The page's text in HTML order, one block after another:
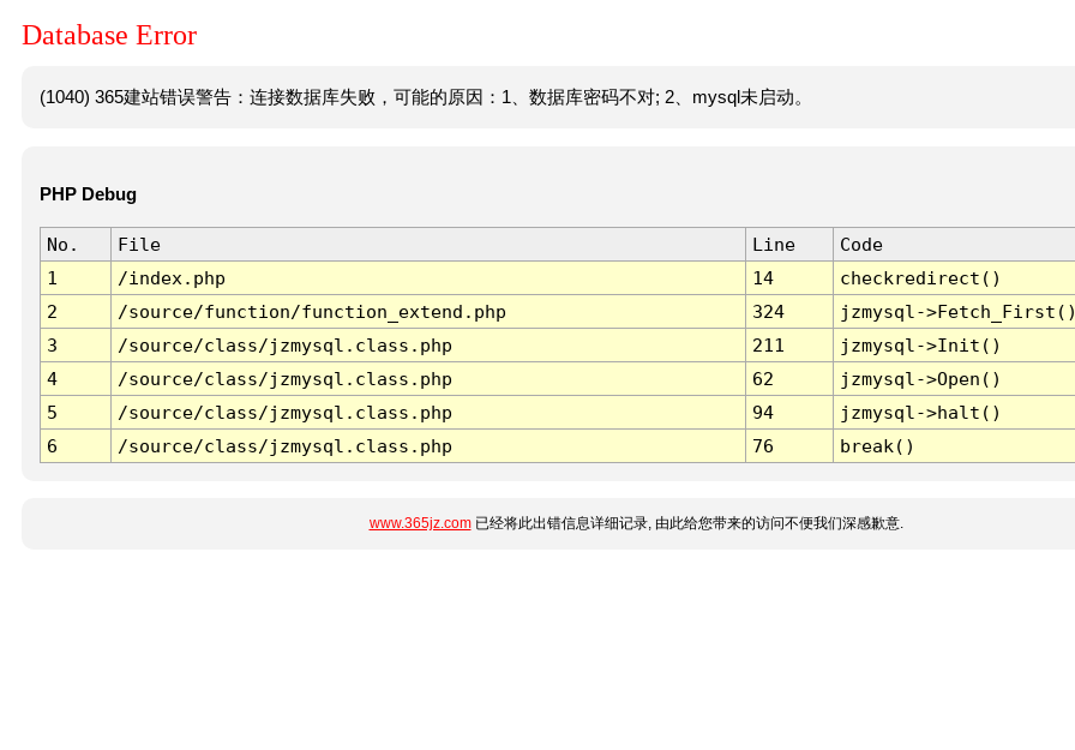
Database Error
(1040) 365建站错误警告：连接数据库失败，可能的原因：1、数据库密码不对; 2、mysql未启动。
PHP Debug
No. File Line
Code
1
/index.php 14
checkredirect()
2
/source/function/function_extend.php 324
jzmysql-
3
/source/class/jzmysql.class.php 211
jzmysql->Init()
4
/source/class/jzmysql.class.php 62
jzmysql->Open()
5
/source/class/jzmysql.class.php 94
jzmysql->halt()
6
/source/class/jzmysql.class.php 76 break()
www.365jz.com已经将此出错信息详细记录, 由此给您带来的访问不便我们深感歉意.